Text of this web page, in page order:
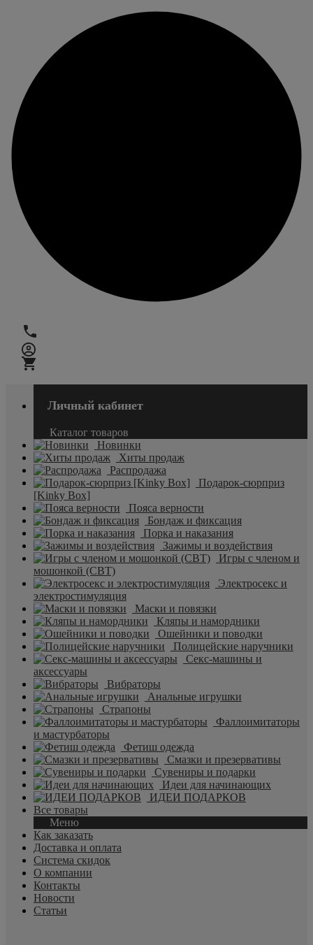
Личный кабинет
Каталог товаров
Новинки
Хиты продаж
Распродажа
Подарок-сюрприз
[Kinky Box]
Пояса верности
Бондаж и фиксация
Порка и наказания
Зажимы и воздействия
Игры с членом и
мошонкой (CBT)
Электросекс и
электростимуляция
Маски и повязки
Кляпы и намордники
Ошейники и поводки
Полицейские наручники
Секс-машины и
аксессуары
Вибраторы
Анальные игрушки
Страпоны
Фаллоимитаторы
и мастурбаторы
Фетиш одежда
Смазки и презервативы
Сувениры и подарки
Идеи для начинающих
ИДЕИ ПОДАРКОВ
Все товары
Меню
Как заказать
Доставка и оплата
Система скидок
О компании
Контакты
Новости
Статьи